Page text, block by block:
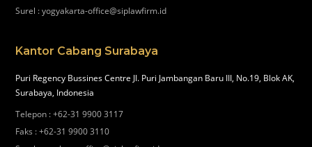
Surel :yogyakarta-office@siplawfirm.id
Kantor Cabang Surabaya
Puri Regency Bussines Centre Jl. Puri Jambangan Baru III, No.19, Blok AK,
Surabaya, Indonesia
Telepon :+62-31 9900 3117
Faks :+62-31 9900 3110